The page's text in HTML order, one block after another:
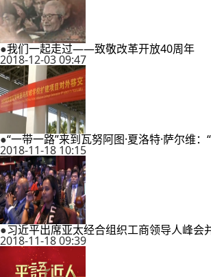
●我们一起走过——致敬改革开放40周年
2018-12-03 09:47
●“一带一路”来到瓦努阿图·夏洛特·萨尔维
2018-11-18 10:15
●习近平出席亚太经合组织工商领导人峰会
2018-11-18 09:39